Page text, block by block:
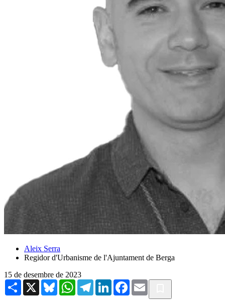
Aleix Serra
Regidor d'Urbanisme de l'Ajuntament de Berga
15 de desembre de 2023
Share X BlueskyWhatsAppTelegramLinkedInFacebook
Email